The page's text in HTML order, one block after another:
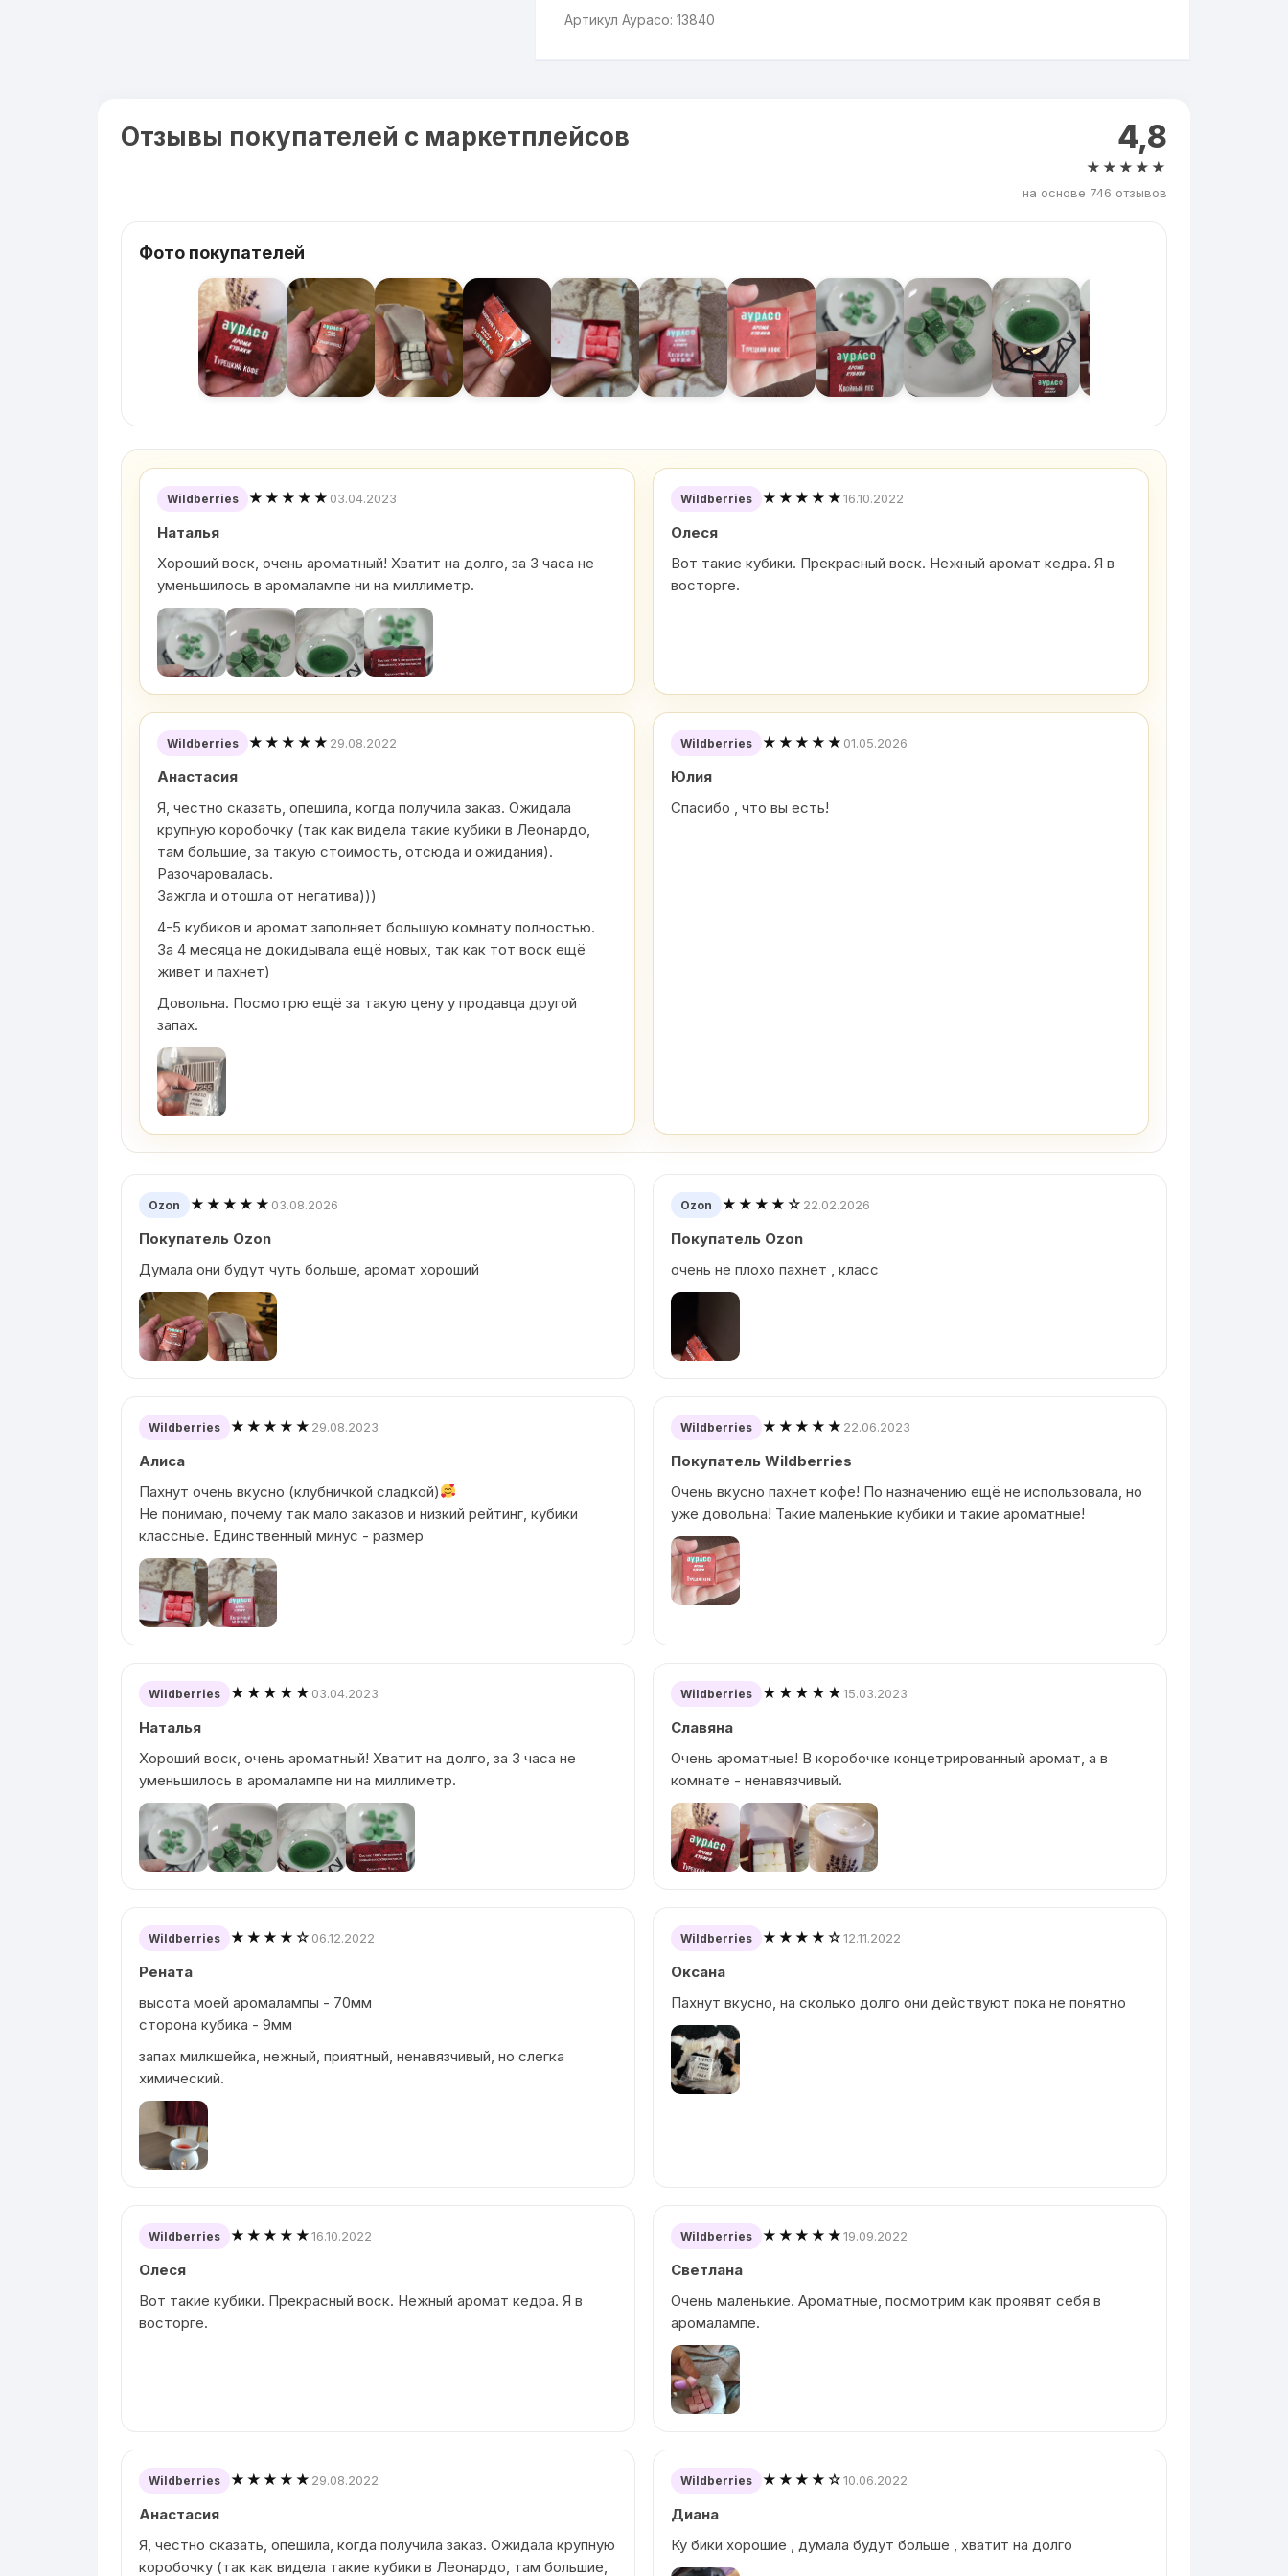
Артикул Аурасо: 13840
Отзывы покупателей с маркетплейсов 4,8
★★★★★
на основе 746 отзывов
Фото покупателей
Wildberries ★★★★★ 03.04.2023
Наталья
Хороший воск, очень ароматный! Хватит на долго, за 3 часа не
уменьшилось в аромалампе ни на миллиметр.
Wildberries ★★★★★16.10.2022
Олеся
Вот такие кубики. Прекрасный воск. Нежный аромат кедра. Я в
восторге.
Wildberries ★★★★★ 29.08.2022
Анастасия
Я, честно сказать, опешила, когда получила заказ. Ожидала
крупную коробочку (так как видела такие кубики в Леонардо,
там большие, за такую стоимость, отсюда и ожидания).
Разочаровалась.
Зажгла и отошла от негатива)))
4-5 кубиков и аромат заполняет большую комнату полностью.
За 4 месяца не докидывала ещё новых, так как тот воск ещё
живет и пахнет)
Довольна. Посмотрю ещё за такую цену у продавца другой
запах.
Wildberries ★★★★★ 01.05.2026
Юлия
Спасибо , что вы есть!
Ozon ★★★★★ 03.08.2026
Покупатель Ozon
Думала они будут чуть больше, аромат хороший
Ozon ★★★★☆ 22.02.2026
Покупатель Ozon
очень не плохо пахнет , класс
Wildberries ★★★★★ 29.08.2023
Алиса
Пахнут очень вкусно (клубничкой сладкой)
Не понимаю, почему так мало заказов и низкий рейтинг, кубики
классные. Единственный минус - размер
Wildberries ★★★★★ 22.06.2023
Покупатель Wildberries
Очень вкусно пахнет кофе! По назначению ещё не использовала, но
уже довольна! Такие маленькие кубики и такие ароматные!
Wildberries ★★★★★ 03.04.2023
Наталья
Хороший воск, очень ароматный! Хватит на долго, за 3 часа не
уменьшилось в аромалампе ни на миллиметр.
Wildberries ★★★★★15.03.2023
Славяна
Очень ароматные! В коробочке концетрированный аромат, а в
комнате - ненавязчивый.
Wildberries ★★★★☆ 06.12.2022
Рената
высота моей аромалампы - 70мм
сторона кубика - 9мм
запах милкшейка, нежный, приятный, ненавязчивый, но слегка
химический.
Wildberries ★★★★☆12.11.2022
Оксана
Пахнут вкусно, на сколько долго они действуют пока не понятно
Wildberries ★★★★★16.10.2022
Олеся
Вот такие кубики. Прекрасный воск. Нежный аромат кедра. Я в
восторге.
Wildberries ★★★★★19.09.2022
Светлана
Очень маленькие. Ароматные, посмотрим как проявят себя в
аромалампе.
Wildberries ★★★★★ 29.08.2022
Анастасия
Я, честно сказать, опешила, когда получила заказ. Ожидала крупную
коробочку (так как видела такие кубики в Леонардо, там большие,
Wildberries ★★★★☆10.06.2022
Диана
Ку бики хорошие , думала будут больше , хватит на долго